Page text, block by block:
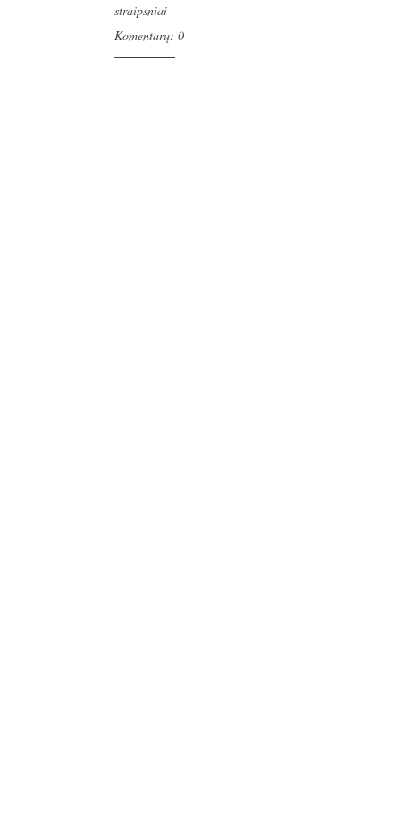
straipsniai
Komentarų: 0